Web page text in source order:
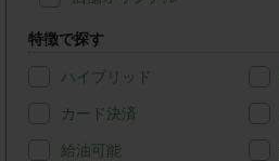
特徴で探す
ハイブリッド
カード決済
給油可能